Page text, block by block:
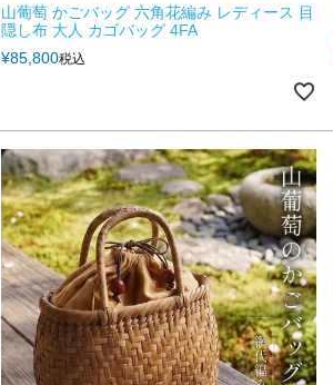
山葡萄 かごバッグ 六角花編み レディース 目
隠し布 大人 カゴバッグ 4FA
¥85,800税込